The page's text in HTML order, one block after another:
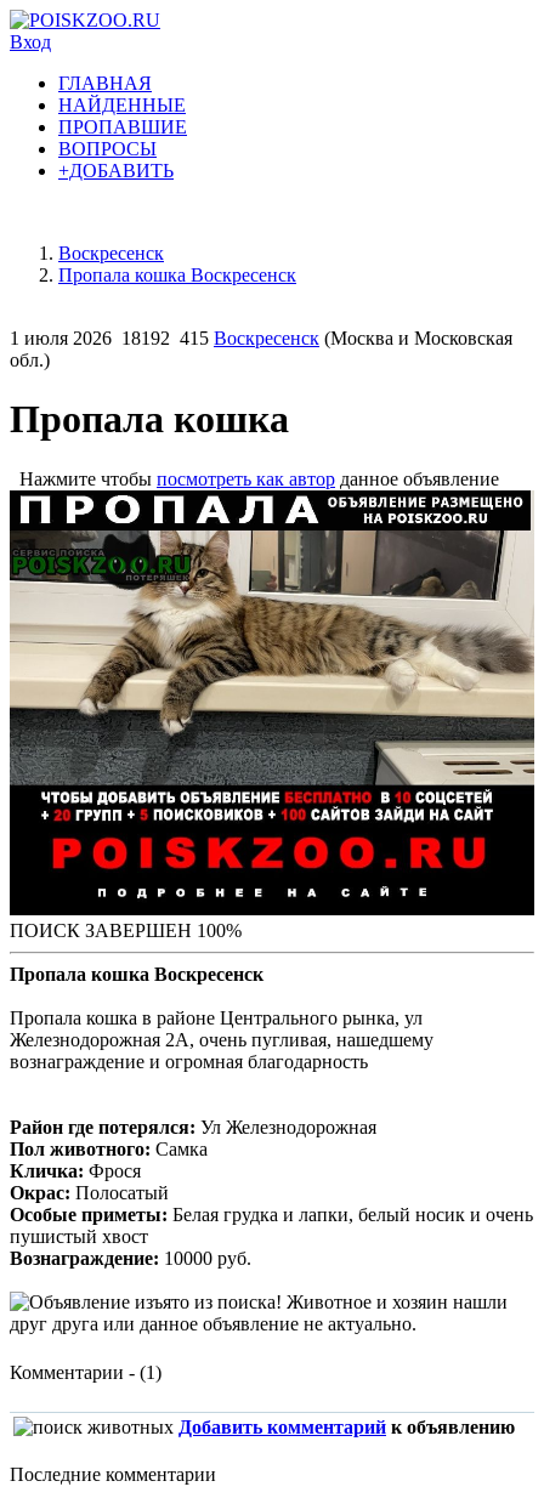
Вход
ГЛАВНАЯ
НАЙДЕННЫЕ
ПРОПАВШИЕ
ВОПРОСЫ
+ДОБАВИТЬ
Воскресенск
Пропала кошка Воскресенск
1 июля 2026 18192 415 Воскресенск (Москва и Московская
обл.)
Пропала кошка
Нажмите чтобы посмотреть как автор данное объявление
ПОИСК ЗАВЕРШЕН 100%
Пропала кошка Воскресенск
Пропала кошка в районе Центрального рынка, ул
Железнодорожная 2А, очень пугливая, нашедшему
вознаграждение и огромная благодарность
Район где потерялся: Ул Железнодорожная
Пол животного: Самка
Кличка: Фрося
Окрас: Полосатый
Особые приметы: Белая грудка и лапки, белый носик и очень
пушистый хвост
Вознаграждение: 10000 руб.
Комментарии - (1)
Добавить комментарий к объявлению
Последние комментарии